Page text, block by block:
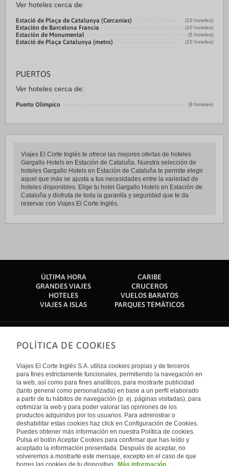
Ver hoteles cerca de:
Estació de Plaça de Catalunya (Cercanias) (10 hoteles)
Estación de Barcelona Francia (10 hoteles)
Estación de Monumental (5 hoteles)
Estació de Plaça Catalunya (metro) (10 hoteles)
PUERTOS
Ver hoteles cerca de:
Puerto Olímpico (9 hoteles)
Viajes El Corte Inglés te ofrece las mejores ofertas de hoteles
Gargallo Hotels en Estación de Cataluña. Nuestra selección de
hoteles Gargallo Hotels en Estación de Cataluña te permite elegir
aquel que más se ajusta a tus necesidades entre la variedad de
hoteles disponibles. Elige tu hotel Gargallo Hotels en Estación de
Cataluña y disfruta de toda la garantía y seguridad que te da
reservar con Viajes El Corte Inglés.
ÚLTIMA HORA
CARIBE
GRANDES VIAJES
CRUCEROS
HOTELES
VUELOS BARATOS
VIAJES A ISLAS
PARQUES TEMÁTICOS
Sobre nosotros
Quiénes somos
Financiación
Sostenibilidad
Turismo accesible
Tarjeta El Corte Inglés
Trabaja con nosotros
El Corte Inglés
Canal Ético
Enlaces de interés
Guías de viaje
Catálogos
Auto check-in
Condiciones Generales
Política de privacidad
Política de cookies
Accesibilidad
Empresas/ Grupos
Internacional
España
Visita nuestro blog
POLÍTICA DE COOKIES
Viajes El Corte Inglés S.A. utiliza cookies propias y de terceros
para fines estrictamente funcionales, permitiendo la navegación en
la web, así como para fines analíticos, para mostrarte publicidad
(tanto general como personalizada) en base a un perfil elaborado
a partir de tu hábitos de navegación (p. ej. páginas visitadas), para
optimizar la web y para poder valorar las opiniones de los
productos adquiridos por los usuarios. Para administrar o
deshabilitar estas cookies haz click en Configuración de Cookies.
Puedes obtener más información en nuestra Política de cookies.
Pulsa el botón Aceptar Cookies para confirmar que has leído y
aceptado la información presentada. Después de aceptar, no
volveremos a mostrarte este mensaje, excepto en el caso de que
borres las cookies de tu dispositivo.
Más información